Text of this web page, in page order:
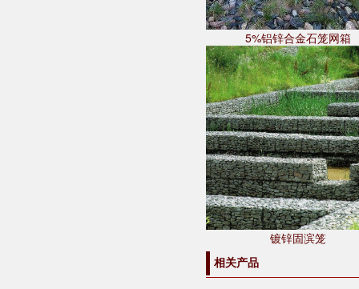
5%铝锌合金石笼网箱
镀锌固滨笼
相关产品